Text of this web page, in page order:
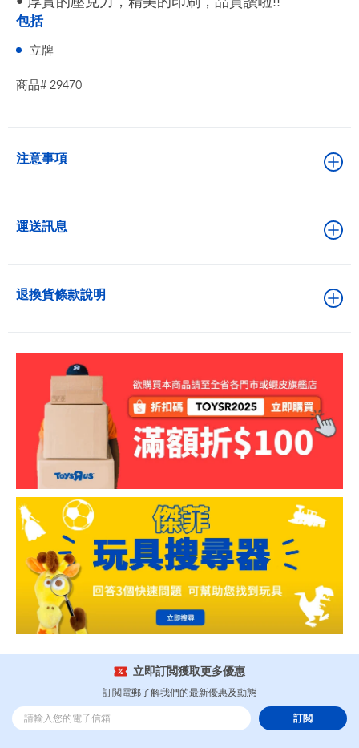
包括
立牌
商品# 29470
注意事項
運送訊息
退換貨條款說明
立即訂閲獲取更多優惠
訂閲電郵了解我們的最新優惠及動態
訂閲